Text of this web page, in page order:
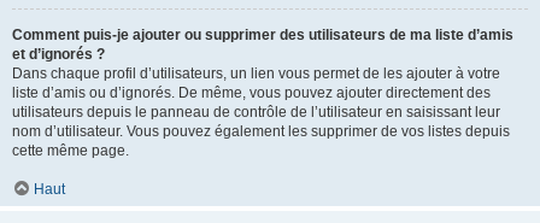
Comment puis-je ajouter ou supprimer des utilisateurs de ma liste d’amis
et d’ignorés ?
Dans chaque profil d’utilisateurs, un lien vous permet de les ajouter à votre
liste d’amis ou d’ignorés. De même, vous pouvez ajouter directement des
utilisateurs depuis le panneau de contrôle de l’utilisateur en saisissant leur
nom d’utilisateur. Vous pouvez également les supprimer de vos listes depuis
cette même page.
Haut